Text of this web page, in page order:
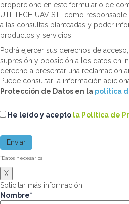
proporcione en este formulario de
UTILTECH UAV S.L. como
a las consultas planteadas y poder
productos y servicios.
Podrá ejercer sus derechos de
supresión y oposición a los datos en
derecho a presentar una reclamación
Puede consultar la información
Protección de Datos en la politica
He leído y acepto la Política de
*Datos necesarios
X
Solicitar más información
Nombre*